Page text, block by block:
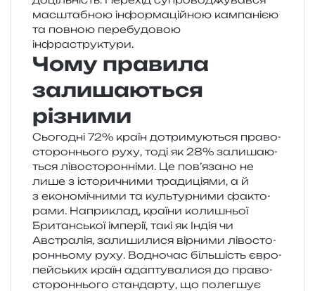
мас­шта­бною інфор­ма­цій­ною кам­па­ні­єю
та пов­ною пере­бу­до­вою
інфраструктури.
Чому правила
залишаються
різними
Сьогодні 72% країн дотри­му­ю­ться пра­во­
сто­рон­ньо­го руху, тоді як 28% зали­ша­ю­
ться ліво­сто­рон­ні­ми. Це пов’язано не
лише з істо­ри­чни­ми тра­ди­ці­я­ми, а й
з еко­но­мі­чни­ми та куль­тур­ни­ми факто­
ра­ми. Наприклад, кра­ї­ни коли­шньої
Британської імпе­рії, такі як Індія чи
Австралія, зали­ши­ли­ся вір­ни­ми ліво­сто­
рон­ньо­му руху. Водночас біль­шість євро­
пей­ських країн ада­пту­ва­ли­ся до пра­во­
сто­рон­ньо­го стан­дар­ту, що полег­шує